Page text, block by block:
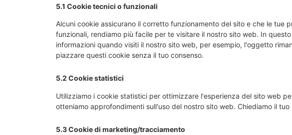
5.1 Cookie tecnici o funzionali
Alcuni cookie assicurano il corretto funzionamento del sito e che le tue
funzionali, rendiamo più facile per te visitare il nostro sito web. In
informazioni quando visiti il nostro sito web, per esempio, l'oggetto
piazzare questi cookie senza il tuo consenso.
5.2 Cookie statistici
Utilizziamo i cookie statistici per ottimizzare l'esperienza del sito web
otteniamo approfondimenti sull'uso del nostro sito web. Chiediamo il
5.3 Cookie di marketing/tracciamento